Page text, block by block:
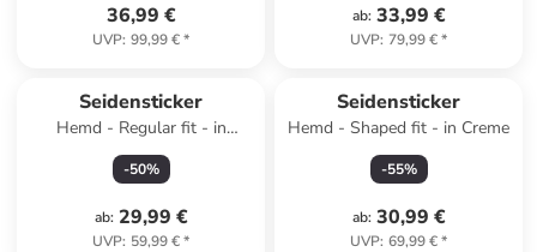
36,99 €
UVP: 99,99 €*
ab: 33,99 €
UVP: 79,99 €*
Seidensticker
Hemd - Regular fit - in
Hellblau/ Weiß
-50%
ab: 29,99 €
UVP: 59,99 €*
Seidensticker
Hemd - Shaped fit - in Creme
-55%
ab: 30,99 €
UVP: 69,99 €*